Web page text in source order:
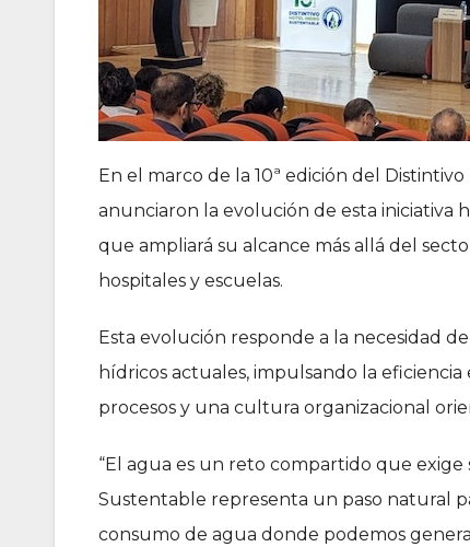
En el marco de la 10ª edición del
anunciaron la evolución de esta iniciativa
que ampliará su alcance más allá del
hospitales y escuelas.
Esta evolución responde a la necesidad
hídricos actuales, impulsando la
procesos y una cultura organizacional
“El agua es un reto compartido que
Sustentable representa un paso natural
consumo de agua donde podemos